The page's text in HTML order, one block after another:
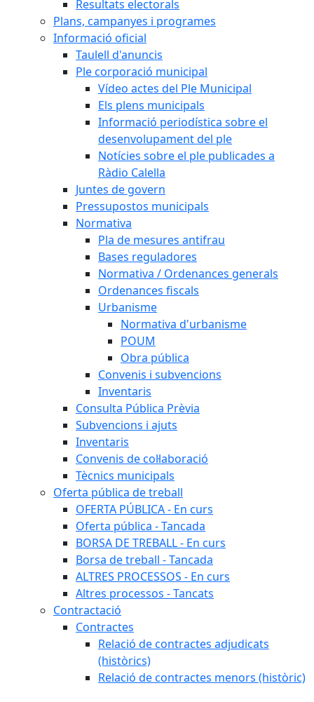
Resultats electorals
Plans, campanyes i programes
Informació oficial
Taulell d'anuncis
Ple corporació municipal
Vídeo actes del Ple Municipal
Els plens municipals
Informació periodística sobre el
desenvolupament del ple
Notícies sobre el ple publicades a
Ràdio Calella
Juntes de govern
Pressupostos municipals
Normativa
Pla de mesures antifrau
Bases reguladores
Normativa / Ordenances generals
Ordenances fiscals
Urbanisme
Normativa d'urbanisme
POUM
Obra pública
Convenis i subvencions
Inventaris
Consulta Pública Prèvia
Subvencions i ajuts
Inventaris
Convenis de col·laboració
Tècnics municipals
Oferta pública de treball
OFERTA PÚBLICA - En curs
Oferta pública - Tancada
BORSA DE TREBALL - En curs
Borsa de treball - Tancada
ALTRES PROCESSOS - En curs
Altres processos - Tancats
Contractació
Contractes
Relació de contractes adjudicats
(històrics)
Relació de contractes menors (històric)